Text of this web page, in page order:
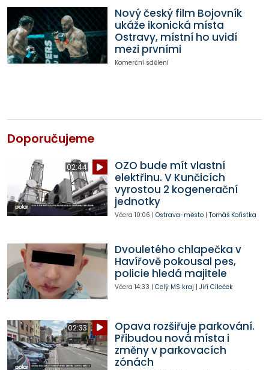
Nový český film Bojovník
ukáže ikonická místa
Ostravy, místní ho uvidí
mezi prvními
Komerční sdělení
Doporučujeme
02:44
OZO bude mít vlastní
elektřinu. V Kunčicích
vyrostou 2 kogenerační
jednotky
Včera 10:06 | Ostrava-město| Tomáš Kořistka
Dvouletého chlapečka v
Havířově pokousal pes,
policie hledá majitele
Včera 14:33 | Celý MS kraj | Jiří Cileček
02:33
Opava rozšiřuje parkování.
Přibudou nová místa i
změny v parkovacích
zónách